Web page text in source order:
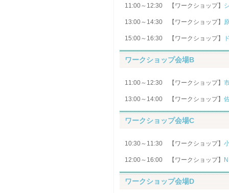
11:00～12:30 【ワークショップ】
13:00～14:30 【ワークショップ】
15:00～16:30 【ワークショップ】
ワークショップ会場B
11:00～12:30 【ワークショップ】
13:00～14:00 【ワークショップ】
ワークショップ会場C
10:30～11:30 【ワークショップ】
12:00～16:00 【ワークショップ】
ワークショップ会場D